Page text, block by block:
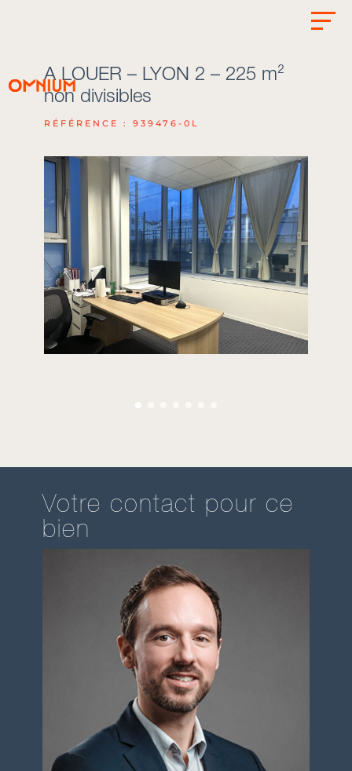
A LOUER – LYON 2 – 225 m²
non divisibles
RÉFÉRENCE : 939476-0L
Votre contact pour ce
bien